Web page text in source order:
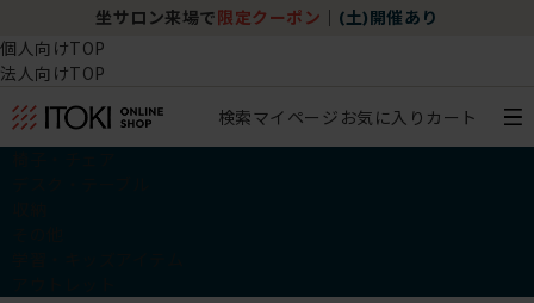
坐サロン来場で 限定クーポン (土)開催あり
個人向けTOP
法人向けTOP
検索マイページ お気に入り カート